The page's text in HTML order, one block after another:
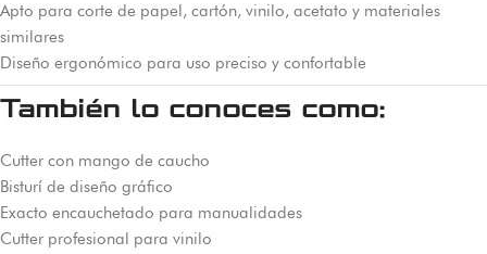
Apto para corte de papel, cartón, vinilo, acetato y materiales
similares
Diseño ergonómico para uso preciso y confortable
También lo conoces como:
Cutter con mango de caucho
Bisturí de diseño gráfico
Exacto encauchetado para manualidades
Cutter profesional para vinilo